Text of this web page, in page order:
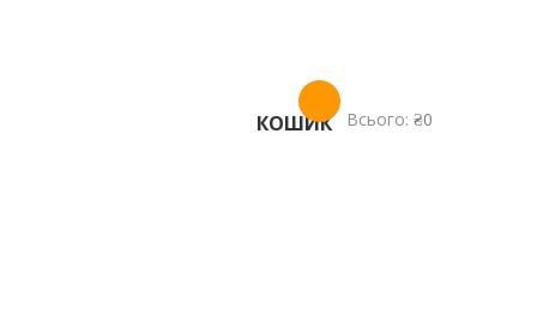
КОШИК Всього: ₴0